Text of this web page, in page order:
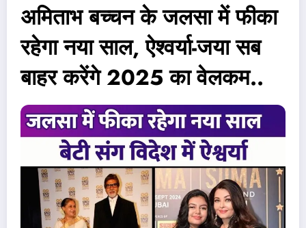
अमिताभ बच्चन के जलसा में फीका
रहेगा नया साल, ऐश्वर्या-जया सब
बाहर करेंगे 2025 का वेलकम..